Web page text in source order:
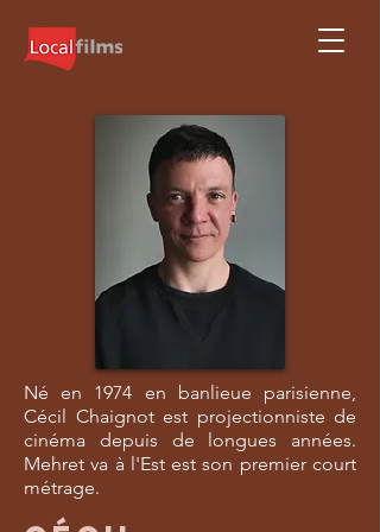
Né en 1974 en banlieue parisienne,
Cécil Chaignot est projectionniste de
cinéma depuis de longues années.
Mehret va à l'Est est son premier court
métrage.